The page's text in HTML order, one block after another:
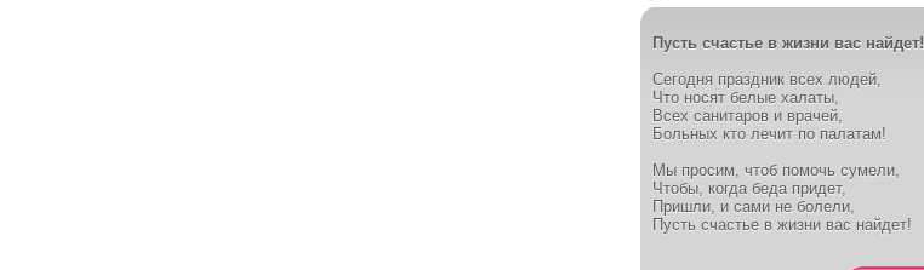
Пусть счастье в жизни вас найдет!
Сегодня праздник всех людей,
Что носят белые халаты,
Всех санитаров и врачей,
Больных кто лечит по палатам!
Мы просим, чтоб помочь сумели,
Чтобы, когда беда придет,
Пришли, и сами не болели,
Пусть счастье в жизни вас найдет!